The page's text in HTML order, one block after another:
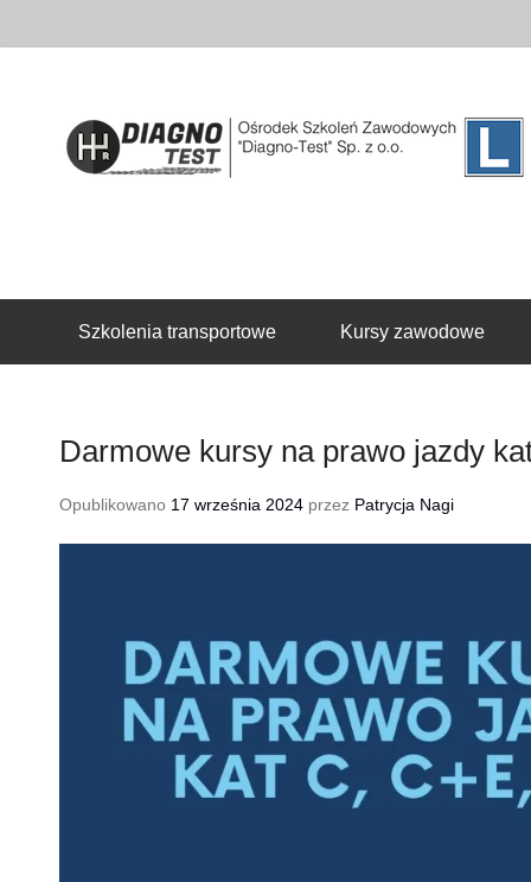
Szkolenia transportowe
Kursy zawodowe
Darmowe kursy na prawo jazdy
Opublikowano 17 września 2024 przez Patrycja Nagi